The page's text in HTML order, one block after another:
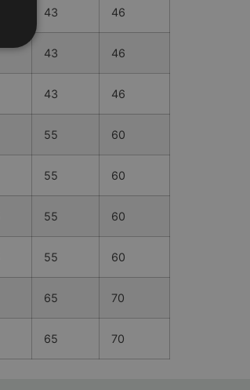
43 46
43 46
43 46
55 60
55 60
55 60
55 60
65 70
65 70